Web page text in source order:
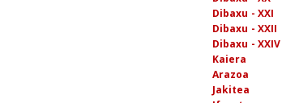
Dibaxu - XXI
Dibaxu - XXII
Dibaxu - XXIV
Kaiera
Arazoa
Jakitea